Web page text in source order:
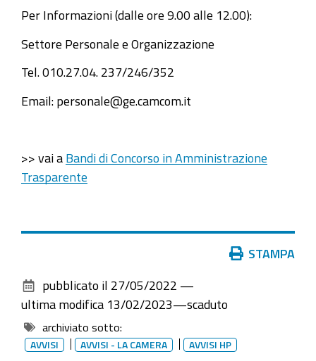
Per Informazioni (dalle ore 9.00 alle 12.00):
Settore Personale e Organizzazione
Tel. 010.27.04. 237/246/352
Email: personale@ge.camcom.it
>> vai a Bandi di Concorso in Amministrazione
Trasparente
documento
STAMPA
pubblicato il 27/05/2022 —
ultima modifica 13/02/2023—scaduto
archiviato sotto:
AVVISI AVVISI - LA CAMERA AVVISI HP